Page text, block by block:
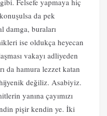
da pek
damga, buraları
ise oldukça heyecan
vakayı adliyeden
da hamura lezzet katan
değiliz. Asabiyiz.
yanına çayımızı
pişir kendin ye. İki